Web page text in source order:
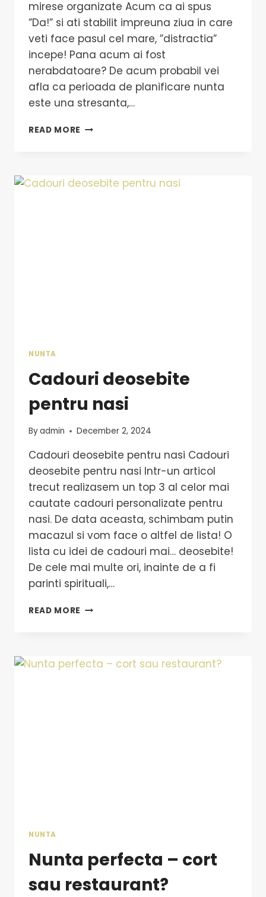
mirese organizate Acum ca ai spus
”Da!” si ati stabilit impreuna ziua in care
veti face pasul cel mare, ”distractia”
incepe! Pana acum ai fost
nerabdatoare? De acum probabil vei
afla ca perioada de planificare nunta
este una stresanta,…
READ MORE
NUNTA
Cadouri deosebite
pentru nasi
Byadmin December 2, 2024
Cadouri deosebite pentru nasi Cadouri
deosebite pentru nasi Intr-un articol
trecut realizasem un top 3 al celor mai
cautate cadouri personalizate pentru
nasi. De data aceasta, schimbam putin
macazul si vom face o altfel de lista! O
lista cu idei de cadouri mai… deosebite!
De cele mai multe ori, inainte de a fi
parinti spirituali,…
READ MORE
NUNTA
Nunta perfecta – cort
sau restaurant?